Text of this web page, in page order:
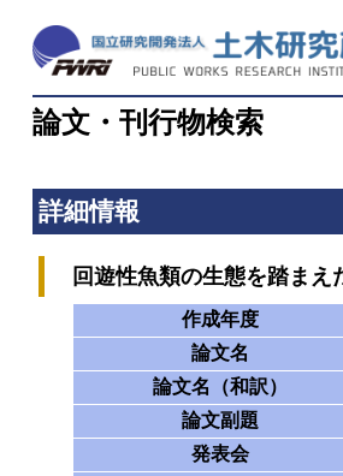
論文・刊行物検索
詳細情報
回遊性魚類の生態を踏まえ
作成年度
論文名
論文名（和訳）
論文副題
発表会